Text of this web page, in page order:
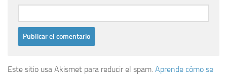
Este sitio usa Akismet para reducir el spam. Aprende cómo se